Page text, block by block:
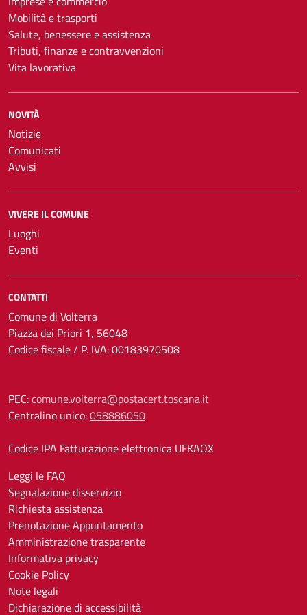
Mobilità e trasporti
Salute, benessere e assistenza
Tributi, finanze e contravvenzioni
Vita lavorativa
NOVITÀ
Notizie
Comunicati
Avvisi
VIVERE IL COMUNE
Luoghi
Eventi
CONTATTI
Comune di Volterra
Piazza dei Priori 1, 56048
Codice fiscale / P. IVA: 00183970508
PEC:comune.volterra@postacert.toscana.it
Centralino unico:058886050
Codice IPA Fatturazione elettronica UFKAOX
Leggi le FAQ
Segnalazione disservizio
Richiesta assistenza
Prenotazione Appuntamento
Amministrazione trasparente
Informativa privacy
Cookie Policy
Note legali
Dichiarazione di accessibilità